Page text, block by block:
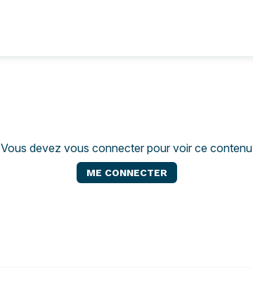
Vous devez vous connecter pour voir ce contenu
ME CONNECTER